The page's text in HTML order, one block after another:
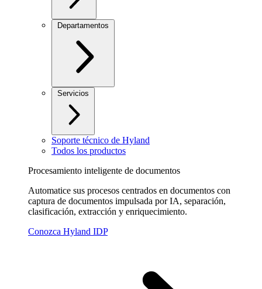
Departamentos
Servicios
Soporte técnico de Hyland
Todos los productos
Procesamiento inteligente de documentos
Automatice sus procesos centrados en documentos con
captura de documentos impulsada por IA, separación,
clasificación, extracción y enriquecimiento.
Conozca Hyland IDP